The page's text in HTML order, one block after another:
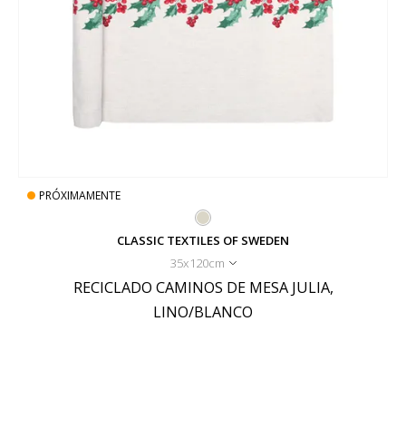
PRÓXIMAMENTE
CLASSIC TEXTILES OF SWEDEN
35x120cm
RECICLADO CAMINOS DE MESA JULIA,
LINO/BLANCO